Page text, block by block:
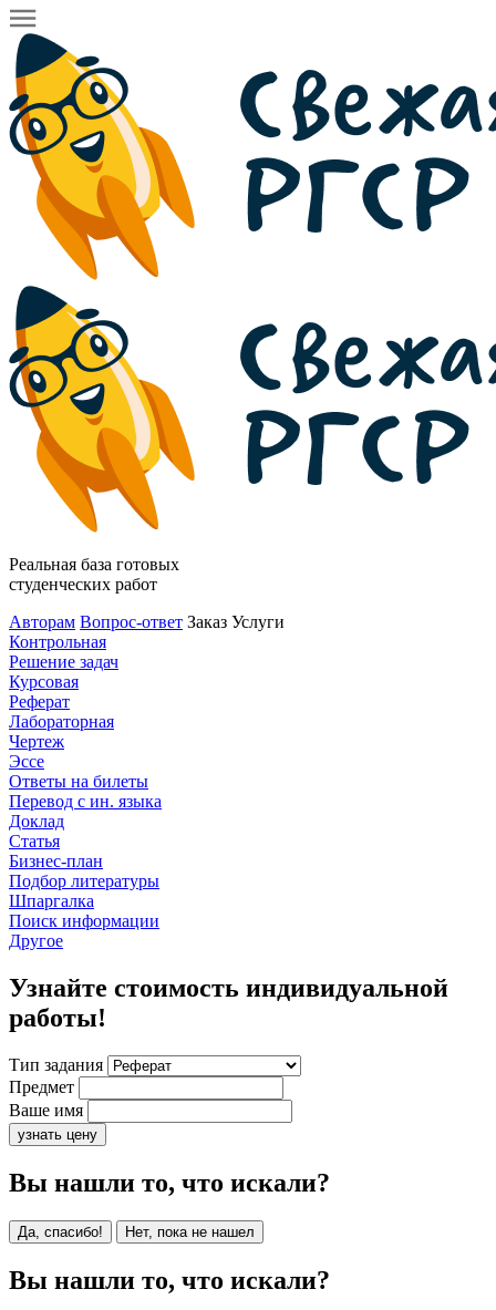
Реальная база готовых
студенческих работ
Авторам Вопрос-ответ Заказ Услуги
Контрольная
Решение задач
Курсовая
Реферат
Лабораторная
Чертеж
Эссе
Ответы на билеты
Перевод с ин. языка
Доклад
Статья
Бизнес-план
Подбор литературы
Шпаргалка
Поиск информации
Другое
Узнайте стоимость индивидуальной
работы!
Тип задания
Предмет
Ваше имя
узнать цену
Вы нашли то, что искали?
Да, спасибо! Нет, пока не нашел
Вы нашли то, что искали?